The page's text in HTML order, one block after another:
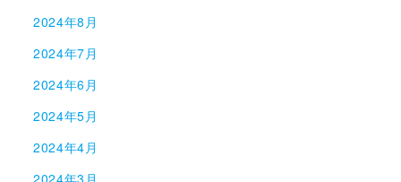
2024年8月
2024年7月
2024年6月
2024年5月
2024年4月
2024年3月